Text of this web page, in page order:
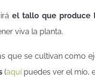
el tallo que produce
viva la planta.
que se cultivan como
(aquípuedes ver el mío,